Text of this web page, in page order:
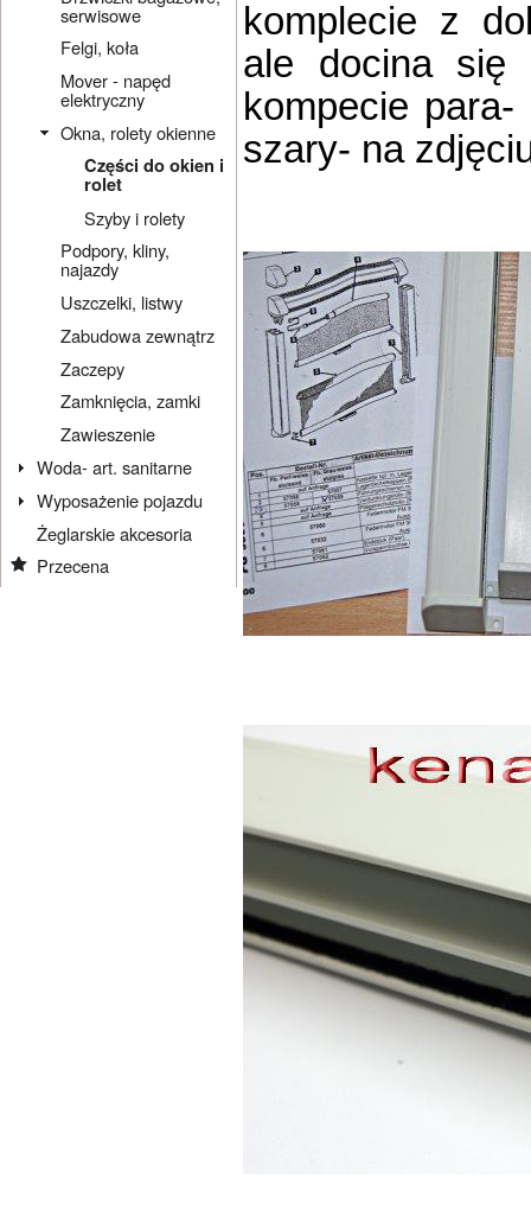
serwisowe
Felgi, koła
Mover - napęd
elektryczny
Okna, rolety okienne
Części do okien i
rolet
Szyby i rolety
Podpory, kliny,
najazdy
Uszczelki, listwy
Zabudowa zewnątrz
Zaczepy
Zamknięcia, zamki
Zawieszenie
Woda- art. sanitarne
Wyposażenie pojazdu
Żeglarskie akcesoria
Przecena
komplecie z
ale docina się
kompecie
szary- na